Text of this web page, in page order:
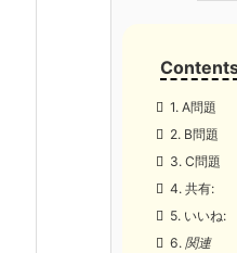
1. A問題
2. B問題
3. C問題
4. 共有:
5. いいね:
6. 関連